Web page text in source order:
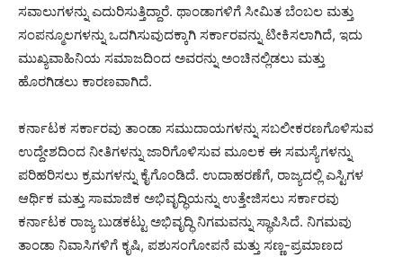
ಸವಾಲುಗಳನ್ನು ಎದುರಿಸುತ್ತಿದ್ದಾರೆ. ಥಾಂಡಾಗಳಿಗೆ ಸೀಮಿತ ಬೆಂಬಲ ಮತ್ತು
ಸಂಪನ್ಮೂಲಗಳನ್ನು ಒದಗಿಸುವುದಕ್ಕಾಗಿ ಸರ್ಕಾರವನ್ನು ಟೀಕಿಸಲಾಗಿದೆ, ಇದು
ಮುಖ್ಯವಾಹಿನಿಯ ಸಮಾಜದಿಂದ ಅವರನ್ನು ಅಂಚಿನಲ್ಲಿಡಲು ಮತ್ತು
ಹೊರಗಿಡಲು ಕಾರಣವಾಗಿದೆ.
ಕರ್ನಾಟಕ ಸರ್ಕಾರವು ತಾಂಡಾ ಸಮುದಾಯಗಳನ್ನು ಸಬಲೀಕರಣಗೊಳಿಸುವ
ಉದ್ದೇಶದಿಂದ ನೀತಿಗಳನ್ನು ಜಾರಿಗೊಳಿಸುವ ಮೂಲಕ ಈ ಸಮಸ್ಯೆಗಳನ್ನು
ಪರಿಹರಿಸಲು ಕ್ರಮಗಳನ್ನು ಕೈಗೊಂಡಿದೆ. ಉದಾಹರಣೆಗೆ, ರಾಜ್ಯದಲ್ಲಿ ಎಸ್ಟಿಗಳ
ಆರ್ಥಿಕ ಮತ್ತು ಸಾಮಾಜಿಕ ಅಭಿವೃದ್ಧಿಯನ್ನು ಉತ್ತೇಜಿಸಲು ಸರ್ಕಾರವು
ಕರ್ನಾಟಕ ರಾಜ್ಯ ಬುಡಕಟ್ಟು ಅಭಿವೃದ್ಧಿ ನಿಗಮವನ್ನು ಸ್ಥಾಪಿಸಿದೆ. ನಿಗಮವು
ತಾಂಡಾ ನಿವಾಸಿಗಳಿಗೆ ಕೃಷಿ, ಪಶುಸಂಗೋಪನೆ ಮತ್ತು ಸಣ್ಣ-ಪ್ರಮಾಣದ